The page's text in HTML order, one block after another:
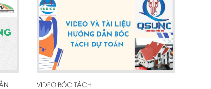
LỖI MẤT THANH CÔNG CỤ TRONG PHẦN MỀM ADS CIVIL
VIDEO BÓC TÁCH